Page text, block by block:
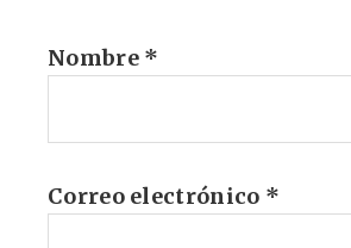
Nombre *
Correo electrónico *